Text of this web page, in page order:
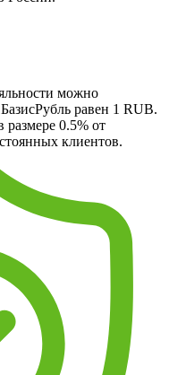
можно
равен 1 RUB.
размере 0.5% от
клиентов.